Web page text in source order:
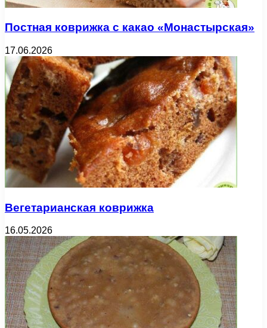
Постная коврижка с какао «Монастырская»
17.06.2026
Вегетарианская коврижка
16.05.2026